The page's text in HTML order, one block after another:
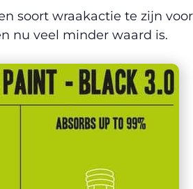
soort wraakactie te zijn voor
nu veel minder waard is.